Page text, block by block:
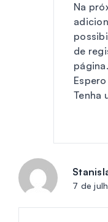
Na
de
página.
Tenha
7 de